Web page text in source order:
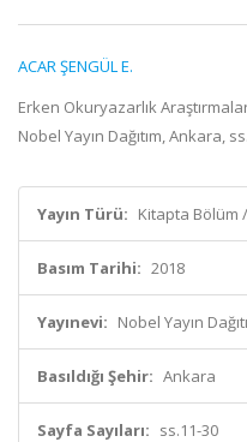
ACAR ŞENGÜL E.
Erken Okuryazarlık
Nobel Yayın Dağıtım, Ankara,
Yayın Türü: Kitapta Bölüm
Basım Tarihi: 2018
Yayınevi: Nobel Yayın
Basıldığı Şehir: Ankara
Sayfa Sayıları: ss.11-30